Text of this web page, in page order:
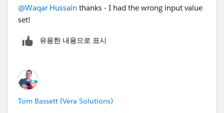
@Waqar Hussain thanks - I had the wrong input value
set!
유용한 내용으로 표시
Tom Bassett (Vera Solutions)